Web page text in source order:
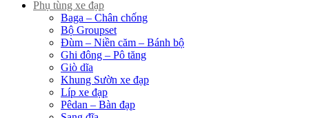
Phụ tùng xe đạp
Baga – Chân chống
Bộ Groupset
Đùm – Niền căm – Bánh bộ
Ghi đông – Pô tăng
Giò dĩa
Khung Sườn xe đạp
Líp xe đạp
Pêdan – Bàn đạp